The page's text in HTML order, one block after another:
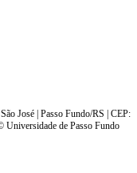
José | Passo Fundo/RS | CEP:
de Passo Fundo